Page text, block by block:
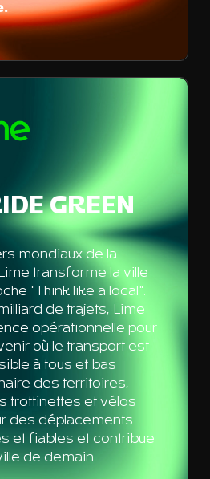
GREEN
mondiaux de la
transforme la ville
"Think like a local".
de trajets, Lime
opérationnelle pour
où le transport est
à tous et bas
des territoires,
trottinettes et vélos
des déplacements
et fiables et contribue
de demain.